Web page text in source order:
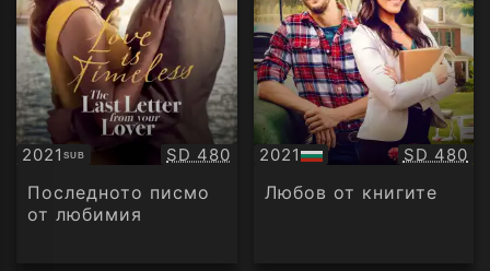
2021SUB
Субтитри Качество:
SD 480
Последното писмо
от любимия
2021
БГ
аудио
SD 480
Любов от книгите